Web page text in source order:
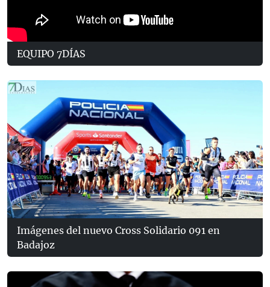
EQUIPO 7DÍAS
Imágenes del nuevo Cross Solidario 091 en
Badajoz